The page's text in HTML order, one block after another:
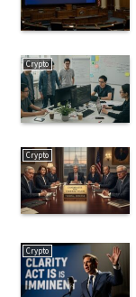
Crypto
Crypto
Crypto